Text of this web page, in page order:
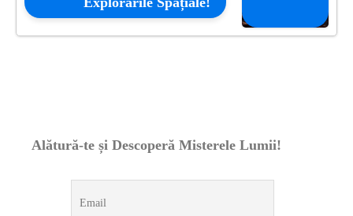
Alătură-te și Descoperă Misterele Lumii!